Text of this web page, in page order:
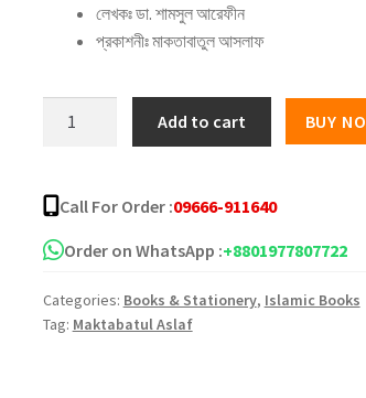
was:
is:
লেখকঃ ডা. শামসুল আরেফীন
প্রকাশনীঃ মাকতাবাতুল আসলাফ
Add to cart BUY
Call For Order :09666-911640
Order on WhatsApp :+8801977807722
Categories: Books & Stationery, Islamic Books
Tag: Maktabatul Aslaf